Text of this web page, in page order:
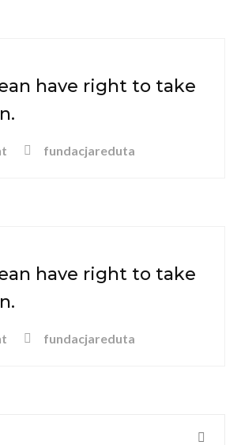
have right to take
fundacjareduta
have right to take
fundacjareduta